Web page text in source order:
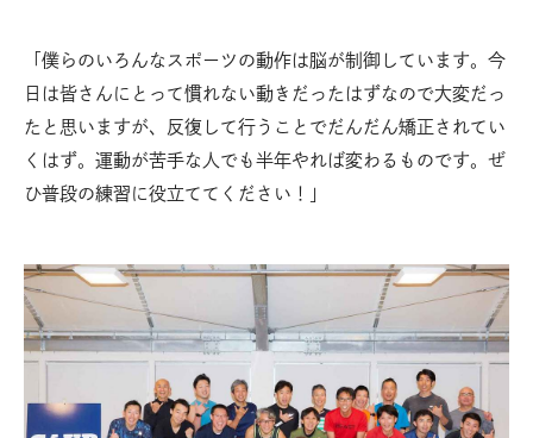
「僕らのいろんなスポーツの動作は脳が制御しています。今
日は皆さんにとって慣れない動きだったはずなので大変だっ
たと思いますが、反復して行うことでだんだん矯正されてい
くはず。運動が苦手な人でも半年やれば変わるものです。ぜ
ひ普段の練習に役立ててください！」